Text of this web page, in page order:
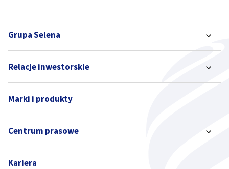
Grupa Selena
Relacje inwestorskie
Marki i produkty
Centrum prasowe
Kariera